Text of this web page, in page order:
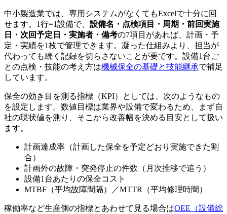
中小製造業では、専用システムがなくてもExcelで十分に回
せます。1行=1設備で、 設備名・点検項目・周期・前回実施
日・次回予定日・実施者・備考の7項目があれば、計画・予
定・実績を1枚で管理できます。凝った仕組みより、担当が
代わっても続く記録を切らさないことが要です。設備1台ご
との点検・技能の考え方は機械保全の基礎と技能継承で補足
しています。
保全の効き目を測る指標（KPI）としては、次のようなもの
を設定します。数値目標は業界や設備で変わるため、まず自
社の現状値を測り、そこから改善幅を決める目安として扱い
ます。
計画達成率（計画した保全を予定どおり実施できた割
合）
計画外の故障・突発停止の件数（月次推移で追う）
設備1台あたりの保全コスト
MTBF（平均故障間隔）／MTTR（平均修理時間）
稼働率など生産側の指標とあわせて見る場合はOEE（設備総